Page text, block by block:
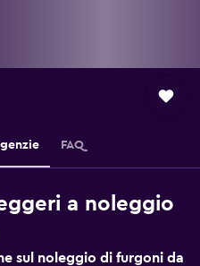
FAQ
a noleggio
sul noleggio di furgoni da